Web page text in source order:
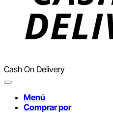
Cash On Delivery
Menú
Comprar por